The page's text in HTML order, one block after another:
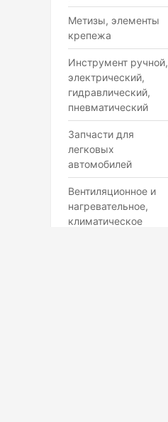
Метизы, элементы
крепежа
Инструмент ручной,
электрический,
гидравлический,
пневматический
Запчасти для
легковых
автомобилей
Вентиляционное и
нагревательное,
климатическое